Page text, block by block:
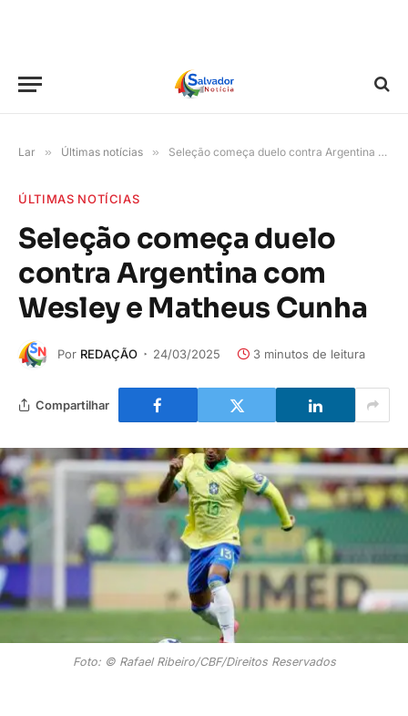
Lar » Últimas notícias » Seleção começa duelo contra Argentina com Wesley e Matheus Cunha
ÚLTIMAS NOTÍCIAS
Seleção começa duelo
contra Argentina com
Wesley e Matheus Cunha
Por REDAÇÃO 24/03/2025 3 minutos de leitura
Compartilhar
Foto: © Rafael Ribeiro/CBF/Direitos Reservados